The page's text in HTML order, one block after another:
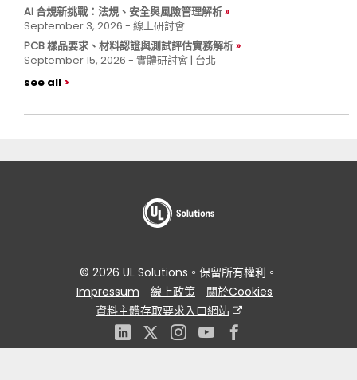
AI 合規新挑戰：法規、安全與風險管理解析
September 3, 2026 - 線上研討會
PCB 樣品要求、材料認證與測試評估實務解析
September 15, 2026 - 實體研討會 | 台北
see all
© 2026 UL Solutions。保留所有權利。
Impressum
線上政策
關於Cookies
資料主體存取要求入口網站